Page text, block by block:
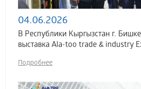
04.06.2026
В Республики Кыргызстан г.
выставка Аla-too trade & industry
Подробнее